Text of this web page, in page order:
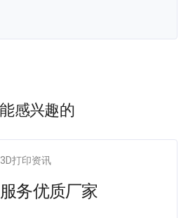
感兴趣的
3D打印资讯
务优质厂家